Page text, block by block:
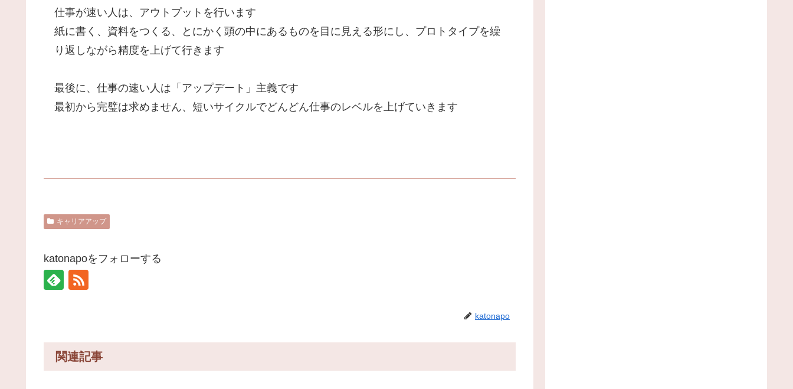
仕事が速い人は、アウトプットを行います
紙に書く、資料をつくる、とにかく頭の中にあるものを目に見える形にし、プロトタイプを繰
り返しながら精度を上げて行きます
最後に、仕事の速い人は「アップデート」主義です
最初から完璧は求めません、短いサイクルでどんどん仕事のレベルを上げていきます
キャリアアップ
katonapoをフォローする
katonapo
関連記事